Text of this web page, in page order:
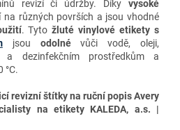
revizí či údržby. Díky vysoké
na různých površích a jsou vhodné
. Tytožluté vinylové etikety s
jsou odolnévůči vodě, oleji,
a dezinfekčním prostředkům a
°C.
revizní štítky na ruční popis Avery
na etikety KALEDA, a.s. |